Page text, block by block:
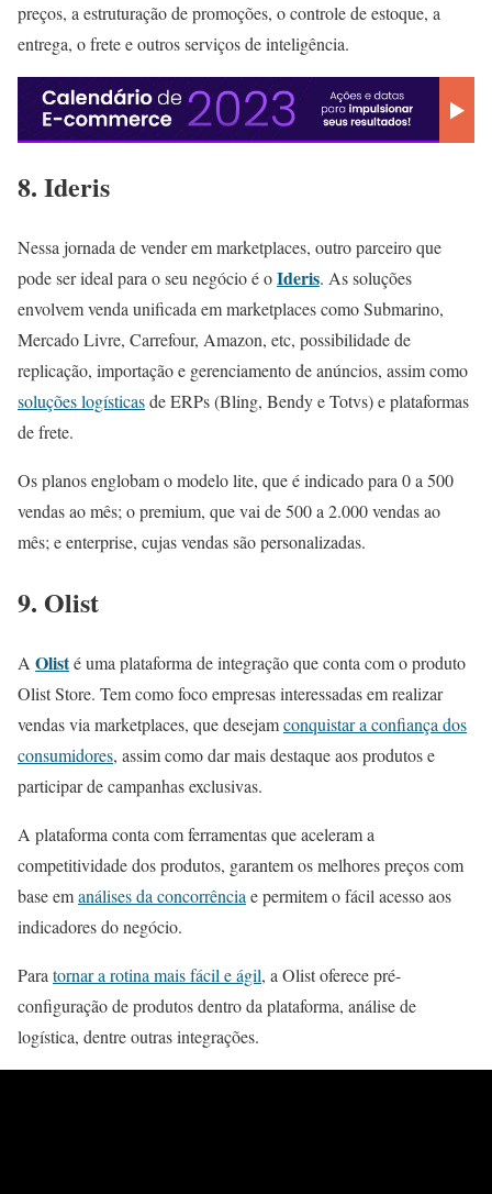
preços, a estruturação de promoções, o controle de estoque, a
entrega, o frete e outros serviços de inteligência.
8. Ideris
Nessa jornada de vender em marketplaces, outro parceiro que
pode ser ideal para o seu negócio é oIderis. As soluções
envolvem venda unificada em marketplaces como Submarino,
Mercado Livre, Carrefour, Amazon, etc, possibilidade de
replicação, importação e gerenciamento de anúncios, assim como
soluções logísticasde ERPs (Bling, Bendy e Totvs) e plataformas
de frete.
Os planos englobam o modelo lite, que é indicado para 0 a 500
vendas ao mês; o premium, que vai de 500 a 2.000 vendas ao
mês; e enterprise, cujas vendas são personalizadas.
9. Olist
A Olisté uma plataforma de integração que conta com o produto
Olist Store. Tem como foco empresas interessadas em realizar
vendas via marketplaces, que desejamconquistar a confiança dos
consumidores, assim como dar mais destaque aos produtos e
participar de campanhas exclusivas.
A plataforma conta com ferramentas que aceleram a
competitividade dos produtos, garantem os melhores preços com
base emanálises da concorrência e permitem o fácil acesso aos
indicadores do negócio.
Para tornar a rotina mais fácil e ágil, a Olist oferece pré-
configuração de produtos dentro da plataforma, análise de
logística, dentre outras integrações.